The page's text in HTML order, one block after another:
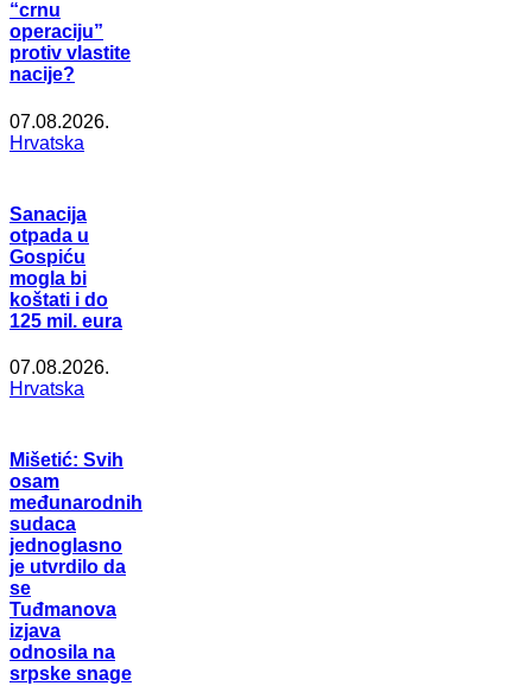
“crnu
operaciju”
protiv vlastite
nacije?
07.08.2026.
Hrvatska
Sanacija
otpada u
Gospiću
mogla bi
koštati i do
125 mil. eura
07.08.2026.
Hrvatska
Mišetić: Svih
osam
međunarodnih
sudaca
jednoglasno
je utvrdilo da
se
Tuđmanova
izjava
odnosila na
srpske snage